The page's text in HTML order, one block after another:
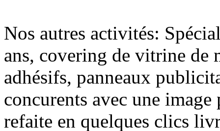
Nos autres activités:
ans, covering de vitrine de
adhésifs, panneaux
concurents avec une
refaite en quelques clics